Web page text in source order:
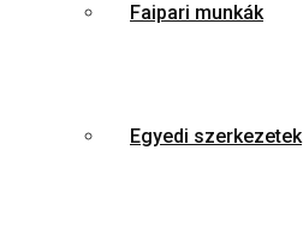
Faipari munkák
Egyedi szerkezetek